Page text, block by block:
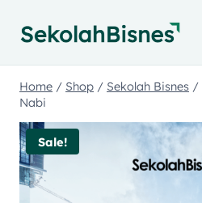
Home / Shop / Sekolah Bisnes /
Nabi
Sale!